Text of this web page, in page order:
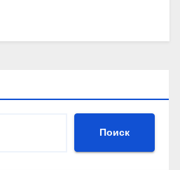
Поиск